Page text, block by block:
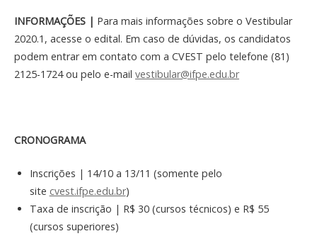
INFORMAÇÕES | Para mais informações sobre o Vestibular
2020.1, acesse o edital. Em caso de dúvidas, os candidatos
podem entrar em contato com a CVEST pelo telefone (81)
2125-1724 ou pelo e-mail vestibular@ifpe.edu.br
CRONOGRAMA
Inscrições | 14/10 a 13/11 (somente pelo
site cvest.ifpe.edu.br)
Taxa de inscrição | R$ 30 (cursos técnicos) e R$ 55
(cursos superiores)